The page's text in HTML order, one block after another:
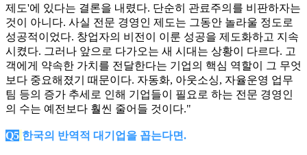
제도'에 있다는 결론을 내렸다. 단순히 관료주의를 비판하자는
것이 아니다. 사실 전문 경영인 제도는 그동안 놀라울 정도로
성공적이었다. 창업자의 비전이 이룬 성공을 제도화하고 지속
시켰다. 그러나 앞으로 다가오는 새 시대는 상황이 다르다. 고
객에게 약속한 가치를 전달한다는 기업의 핵심 역할이 그 무엇
보다 중요해졌기 때문이다. 자동화, 아웃소싱, 자율운영 업무
팀 등의 증가 추세로 인해 기업들이 필요로 하는 전문 경영인
의 수는 예전보다 훨씬 줄어들 것이다."
Q5 한국의 반역적 대기업을 꼽는다면.